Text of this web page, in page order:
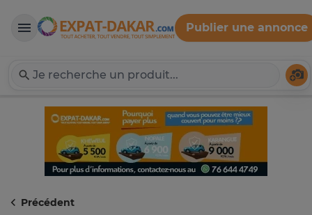
Expat-Dakar
Publier une annonce
Précédent